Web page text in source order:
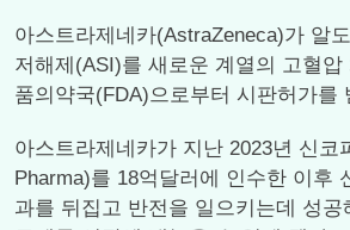
아스트라제네카(AstraZeneca)가 알
저해제(ASI)를 새로운 계열의 고혈압
품의약국(FDA)으로부터 시판허가를
아스트라제네카가 지난 2023년 신코
Pharma)를 18억달러에 인수한 이후
과를 뒤집고 반전을 일으키는데 성